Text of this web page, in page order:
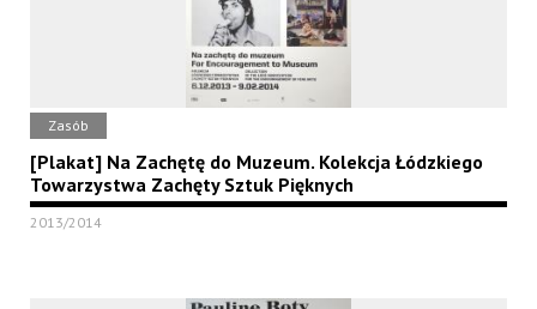
Zasób
[Plakat] Na Zachętę do Muzeum. Kolekcja Łódzkiego
Towarzystwa Zachęty Sztuk Pięknych
2013/2014